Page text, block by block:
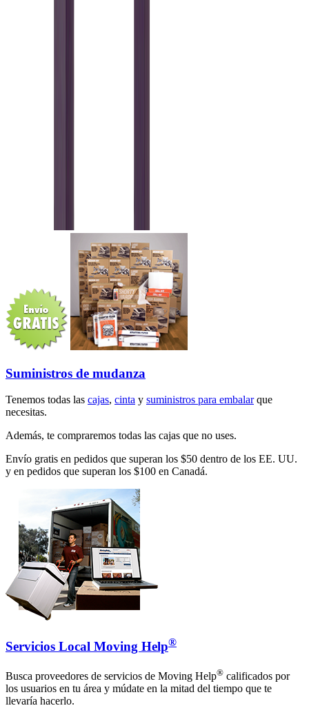
Suministros de mudanza
Tenemos todas las cajas, cinta y suministros para embalarque
necesitas.
Además, te compraremos todas las cajas que no uses.
Envío gratis en pedidos que superan los $50 dentro de los EE. UU.
y en pedidos que superan los $100 en Canadá.
Servicios Local Moving Help®
Busca proveedores de servicios de Moving Help® calificados por
los usuarios en tu área y múdate en la mitad del tiempo que te
llevaría hacerlo.